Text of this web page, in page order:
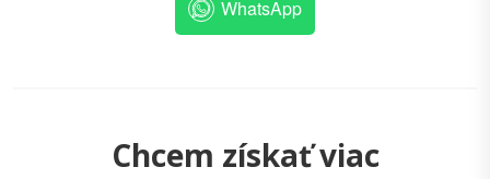
WhatsApp
Chcem získať viac